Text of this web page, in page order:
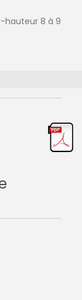
hauteur 8 à 9